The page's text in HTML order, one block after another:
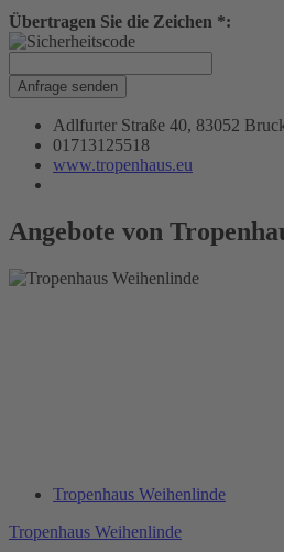
Übertragen Sie die Zeichen *:
Anfrage senden
Adlfurter Straße 40, 83052
01713125518
www.tropenhaus.eu
Angebote von
Tropenhaus Weihenlinde
Tropenhaus Weihenlinde